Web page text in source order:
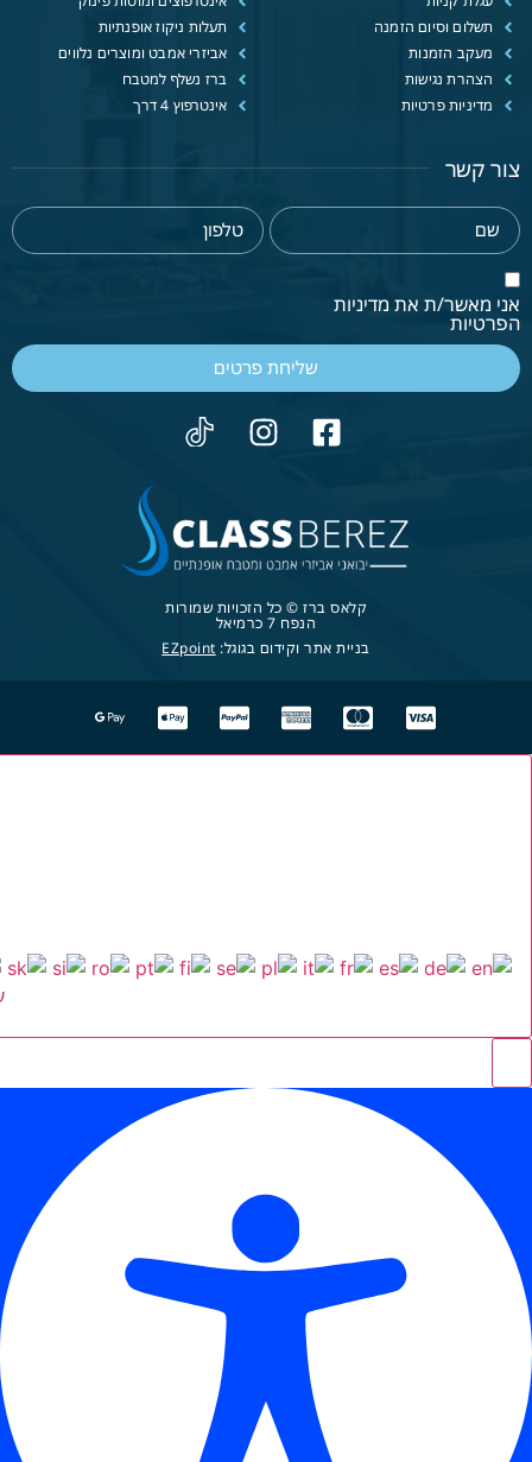
תשלום וסיום הזמנה
מעקב הזמנות
הצהרת נגישות
מדיניות פרטיות
תעלות ניקוז אופנתיות
אביזרי אמבט ומוצרים נלווים
ברז נשלף למטבח
אינטרפוץ 4 דרך
צור קשר
אני מאשר/ת את מדיניות
הפרטיות
שליחת פרטים
קלאס ברז © כל הזכויות שמורות
הנפח 7 כרמיאל
בניית אתר וקידום בגוגל: EZpoint